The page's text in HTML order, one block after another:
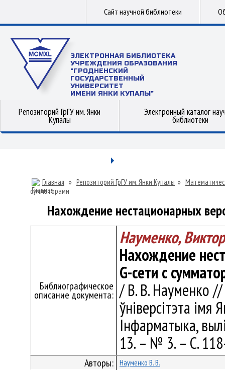
Сайт научной библиотеки
ЭЛЕКТРОННАЯ БИБЛИОТЕКА
УЧРЕЖДЕНИЯ ОБРАЗОВАНИЯ
"ГРОДНЕНСКИЙ
ГОСУДАРСТВЕННЫЙ
УНИВЕРСИТЕТ
ИМЕНИ ЯНКИ КУПАЛЫ"
Репозиторий ГрГУ им. Янки
Купалы
Электронный каталог
библиотеки
Главная » Репозиторий ГрГУ им. Янки Купалы »
сумматорами
Нахождение нестационарных
Библиографическое
описание документа:
Науменко,
Нахождение
G-сети с
/ В. В. Науменко //
ўніверсітэта імя
Інфарматыка,
13. – № 3. – С.
Авторы: Науменко В. В.